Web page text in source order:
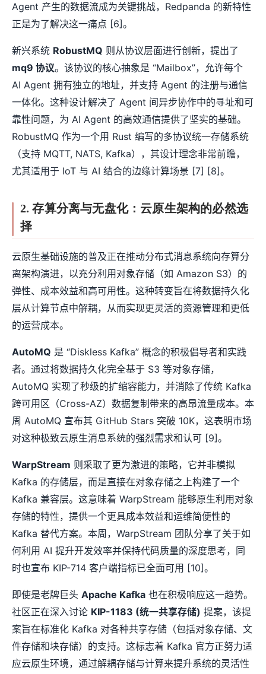
Agent 产生的数据流成为关键挑战，Redpanda 的新特性
正是为了解决这一痛点 [6]。
新兴系统 RobustMQ 则从协议层面进行创新，提出了
mq9 协议。该协议的核心抽象是 “Mailbox”，允许每个
AI Agent 拥有独立的地址，并支持 Agent 的注册与通信
一体化。这种设计解决了 Agent 间异步协作中的寻址和可
靠性问题，为 AI Agent 的高效通信提供了坚实的基础。
RobustMQ 作为一个用 Rust 编写的多协议统一存储系统
（支持 MQTT, NATS, Kafka），其设计理念非常前瞻，
尤其适用于 IoT 与 AI 结合的边缘计算场景 [7] [8]。
2. 存算分离与无盘化：云原生架构的必然选
择
云原生基础设施的普及正在推动分布式消息系统向存算分
离架构演进，以充分利用对象存储（如 Amazon S3）的
弹性、成本效益和高可用性。这种转变旨在将数据持久化
层从计算节点中解耦，从而实现更灵活的资源管理和更低
的运营成本。
AutoMQ 是 “Diskless Kafka” 概念的积极倡导者和实践
者。通过将数据持久化完全基于 S3 等对象存储，
AutoMQ 实现了秒级的扩缩容能力，并消除了传统 Kafka
跨可用区（Cross-AZ）数据复制带来的高昂流量成本。本
周 AutoMQ 宣布其 GitHub Stars 突破 10K，这表明市场
对这种极致云原生消息系统的强烈需求和认可 [9]。
WarpStream 则采取了更为激进的策略，它并非模拟
Kafka 的存储层，而是直接在对象存储之上构建了一个
Kafka 兼容层。这意味着 WarpStream 能够原生利用对象
存储的特性，提供一个更具成本效益和运维简便性的
Kafka 替代方案。本周，WarpStream 团队分享了关于如
何利用 AI 提升开发效率并保持代码质量的深度思考，同
时也宣布 KIP-714 客户端指标已全面可用 [10]。
即使是老牌巨头 Apache Kafka 也在积极响应这一趋势。
社区正在深入讨论 KIP-1183 (统一共享存储) 提案，该提
案旨在标准化 Kafka 对各种共享存储（包括对象存储、文
件存储和块存储）的支持。这标志着 Kafka 官方正努力适
应云原生环境，通过解耦存储与计算来提升系统的灵活性